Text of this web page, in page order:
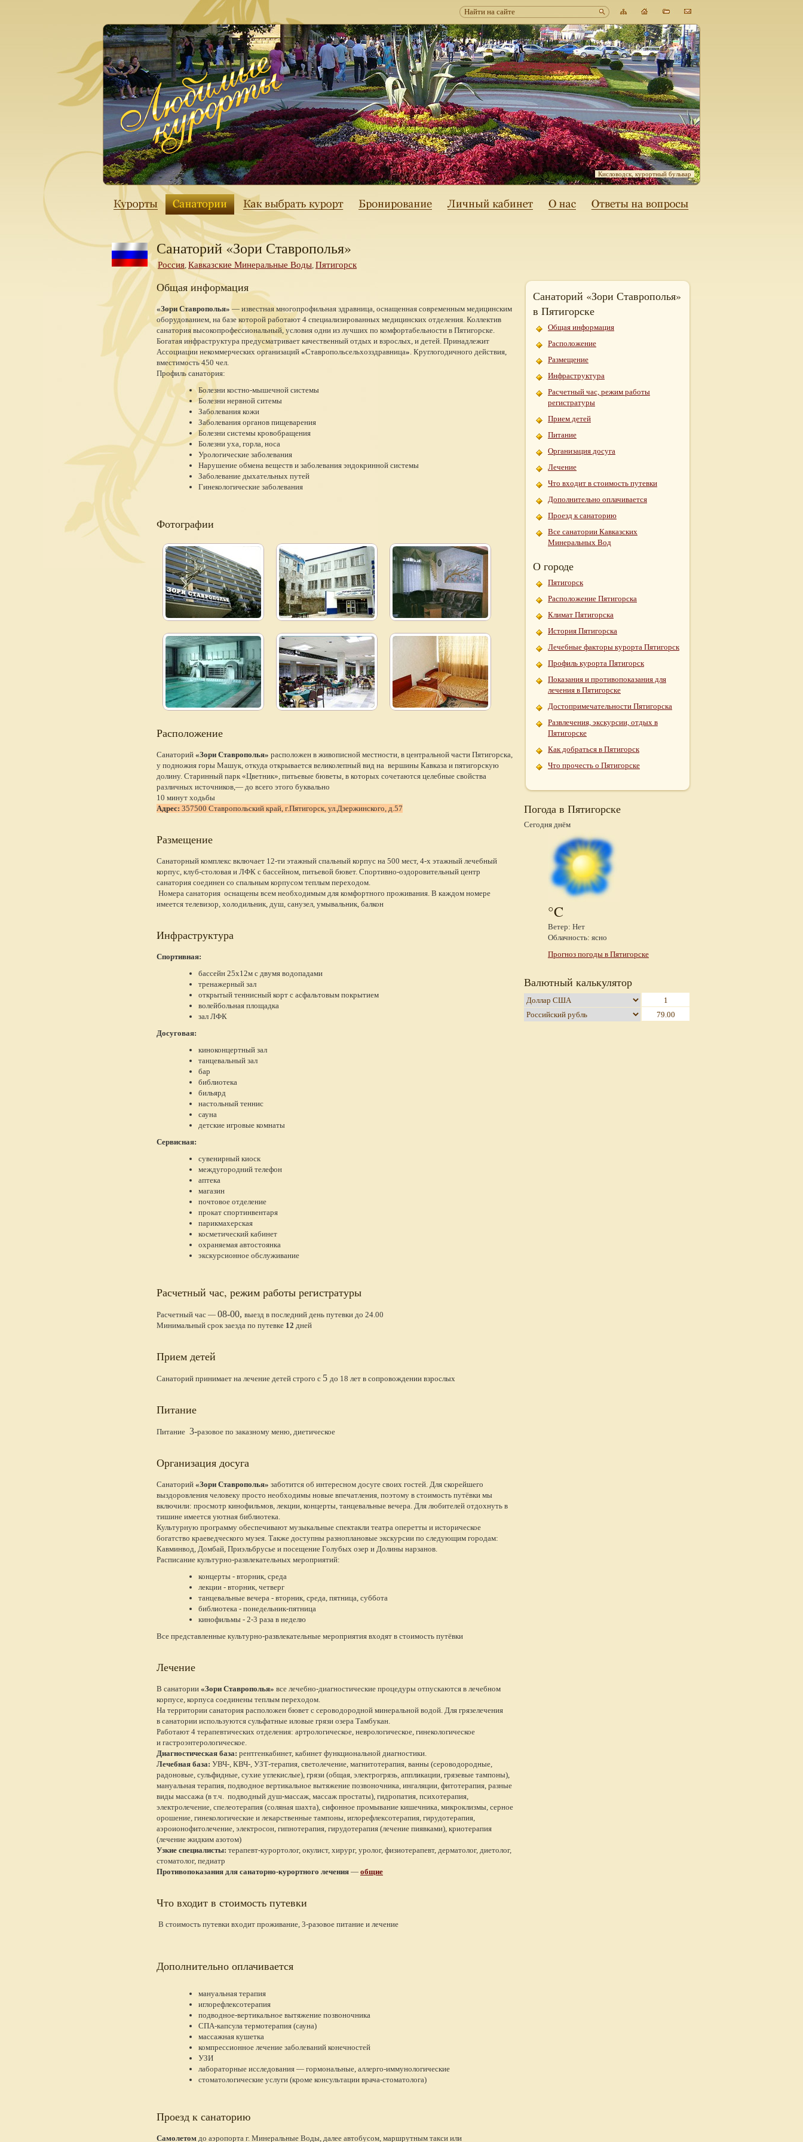
Кисловодск, курортный бульвар
Санаторий «Зори Ставрополья»
Россия, Кавказские Минеральные Воды, Пятигорск
Общая информация
«Зори Ставрополья» — известная многопрофильная здравница, оснащенная современным медицинским
оборудованием, на базе которой работают 4 специализированных медицинских отделения. Коллектив
санатория высокопрофессиональный, условия одни из лучших по комфортабельности в Пятигорске.
Богатая инфраструктура предусматривает качественный отдых и взрослых, и детей. Принадлежит
Ассоциации некоммерческих организаций «Ставропольсельхозздравница». Круглогодичного действия,
вместимость 450 чел.
Профиль санатория:
Болезни костно-мышечной системы
Болезни нервной ситемы
Заболевания кожи
Заболевания органов пищеварения
Болезни системы кровобращения
Болезни уха, горла, носа
Урологические заболевания
Нарушение обмена веществ и заболевания эндокринной системы
Заболевание дыхательных путей
Гинекологические заболевания
Фотографии
Расположение
Санаторий «Зори Ставрополья» расположен в живописной местности, в центральной части Пятигорска,
у подножия горы Машук, откуда открывается великолепный вид на вершины Кавказа и пятигорскую
долину. Старинный парк «Цветник», питьевые бюветы, в которых сочетаются целебные свойства
различных источников,— до всего этого буквально
10 минут ходьбы
Адрес: 357500 Ставропольский край, г.Пятигорск, ул.Дзержинского, д.57
Размещение
Санаторный комплекс включает 12-ти этажный спальный корпус на 500 мест, 4-х этажный лечебный
корпус, клуб-столовая и ЛФК с бассейном, питьевой бювет. Спортивно-оздоровительный центр
санатория соединен со спальным корпусом теплым переходом.
Номера санатория оснащены всем необходимым для комфортного проживания. В каждом номере
имеется телевизор, холодильник, душ, санузел, умывальник, балкон
Инфраструктура
Спортивная:
бассейн 25х12м с двумя водопадами
тренажерный зал
открытый теннисный корт с асфальтовым покрытием
волейбольная площадка
зал ЛФК
Досуговая:
киноконцертный зал
танцевальный зал
бар
библиотека
бильярд
настольный теннис
сауна
детские игровые комнаты
Сервисная:
сувенирный киоск
междугородний телефон
аптека
магазин
почтовое отделение
прокат спортинвентаря
парикмахерская
косметический кабинет
охраняемая автостоянка
экскурсионное обслуживание
Расчетный час, режим работы регистратуры
Расчетный час — 08-00, выезд в последний день путевки до 24.00
Минимальный срок заезда по путевке 12 дней
Прием детей
Санаторий принимает на лечение детей строго с 5 до 18 лет в сопровождении взрослых
Питание
Питание 3-разовое по заказному меню, диетическое
Организация досуга
Санаторий «Зори Ставрополья» заботится об интересном досуге своих гостей. Для скорейшего
выздоровления человеку просто необходимы новые впечатления, поэтому в стоимость путёвки мы
включили: просмотр кинофильмов, лекции, концерты, танцевальные вечера. Для любителей отдохнуть в
тишине имеется уютная библиотека.
Культурную программу обеспечивают музыкальные спектакли театра оперетты и историческое
богатство краеведческого музея. Также доступны разноплановые экскурсии по следующим городам:
Кавминвод, Домбай, Приэльбрусье и посещение Голубых озер и Долины нарзанов.
Расписание культурно-развлекательных мероприятий:
концерты - вторник, среда
лекции - вторник, четверг
танцевальные вечера - вторник, среда, пятница, суббота
библиотека - понедельник-пятница
кинофильмы - 2-3 раза в неделю
Все представленные культурно-развлекательные мероприятия входят в стоимость путёвки
Лечение
В санатории «Зори Ставрополья» все лечебно-диагностические процедуры отпускаются в лечебном
корпусе, корпуса соединены теплым переходом.
На территории санатория расположен бювет с сероводородной минеральной водой. Для грязелечения
в санатории используются сульфатные иловые грязи озера Тамбукан.
Работают 4 терапевтических отделения: артрологическое, неврологическое, гинекологическое
и гастроэнтерологическое.
Диагностическая база: рентгенкабинет, кабинет функциональной диагностики.
Лечебная база: УВЧ-, КВЧ-, УЗТ-терапия, светолечение, магнитотерапия, ванны (сероводородные,
радоновые, сульфидные, сухие углекислые), грязи (общая, электрогрязь, аппликации, грязевые тампоны),
мануальная терапия, подводное вертикальное вытяжение позвоночника, ингаляции, фитотерапия, разные
виды массажа (в т.ч. подводный душ-массаж, массаж простаты), гидропатия, психотерапия,
электролечение, спелеотерапия (соляная шахта), сифонное промывание кишечника, микроклизмы, серное
орошение, гинекологические и лекарственные тампоны, иглорефлексотерапия, гирудотерапия,
аэроионофитолечение, электросон, гипнотерапия, гирудотерапия (лечение пиявками), криотерапия
(лечение жидким азотом)
Узкие специалисты: терапевт-курортолог, окулист, хирург, уролог, физиотерапевт, дерматолог, диетолог,
стоматолог, педиатр
Противопоказания для санаторно-курортного лечения — общие
Что входит в стоимость путевки
В стоимость путевки входит проживание, 3-разовое питание и лечение
Дополнительно оплачивается
мануальная терапия
иглорефлексотерапия
подводное-вертикальное вытяжение позвоночника
СПА-капсула термотерапия (сауна)
массажная кушетка
компрессионное лечение заболеваний конечностей
УЗИ
лабораторные исследования — гормональные, аллерго-иммунологические
стоматологические услуги (кроме консультации врача-стоматолога)
Проезд к санаторию
Самолетом до аэропорта г. Минеральные Воды, далее автобусом, маршрутным такси или
Санаторий «Зори Ставрополья»
в Пятигорске
Общая информация
Расположение
Размещение
Инфраструктура
Расчетный час, режим работы
регистратуры
Прием детей
Питание
Организация досуга
Лечение
Что входит в стоимость путевки
Дополнительно оплачивается
Проезд к санаторию
Все санатории Кавказских
Минеральных Вод
О городе
Пятигорск
Расположение Пятигорска
Климат Пятигорска
История Пятигорска
Лечебные факторы курорта Пятигорск
Профиль курорта Пятигорск
Показания и противопоказания для
лечения в Пятигорске
Достопримечательности Пятигорска
Развлечения, экскурсии, отдых в
Пятигорске
Как добраться в Пятигорск
Что прочесть о Пятигорске
Погода в Пятигорске
Сегодня днём
°C
Ветер: Нет
Облачность: ясно
Прогноз погоды в Пятигорске
Валютный калькулятор